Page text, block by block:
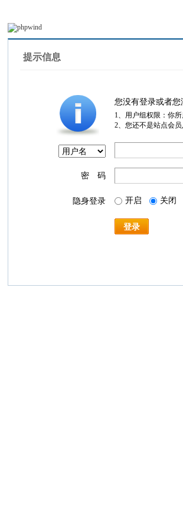
提示信息
您没有登录或者
1、用户组权限：你
2、您还不是站点会
密 码
隐身登录 开启 关闭
登录